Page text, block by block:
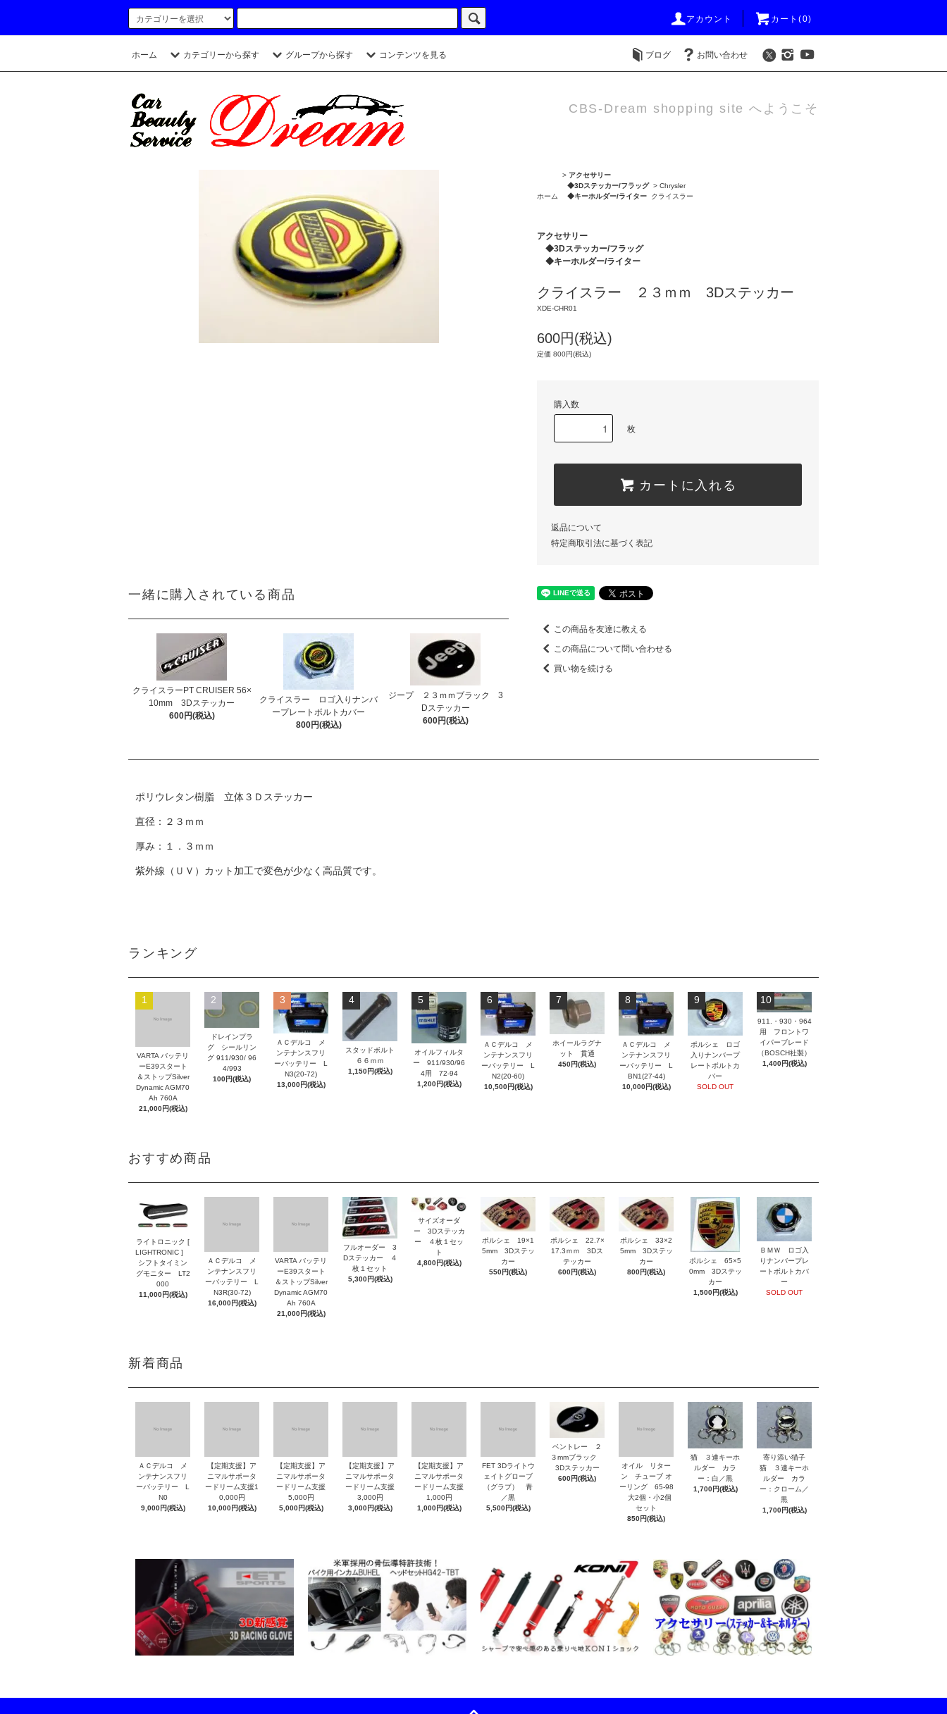
アカウント カート(0)
ホーム カテゴリーから探す グループから探す コンテンツを見る ブログ お問い合わせ
CBS-Dream shopping site へようこそ
一緒に購入されている商品
クライスラーPT CRUISER 56×
10mm 3Dステッカー
600円(税込)
クライスラー ロゴ入りナンバ
ープレートボルトカバー
800円(税込)
ジープ ２３ｍｍブラック 3
Dステッカー
600円(税込)
ホーム
> アクセサリー
◆3Dステッカー/フラッグ
◆キーホルダー/ライター
> Chrysler
クライスラー
アクセサリー
◆3Dステッカー/フラッグ
◆キーホルダー/ライター
クライスラー ２３ｍｍ 3Dステッカー
XDE-CHR01
600円(税込)
定価 800円(税込)
購入数
枚
カートに入れる
返品について
特定商取引法に基づく表記
この商品を友達に教える
この商品について問い合わせる
買い物を続ける
ポリウレタン樹脂 立体３Ｄステッカー
直径：２３ｍｍ
厚み：１．３ｍｍ
紫外線（ＵＶ）カット加工で変色が少なく高品質です。
ランキング
1
VARTA バッテリ
ーE39スタート
＆ストップSilver
Dynamic AGM70
Ah 760A
21,000円(税込)
2
ドレインプラ
グ シールリン
グ 911/930/ 96
4/993
100円(税込)
3
ＡＣデルコ メ
ンテナンスフリ
ーバッテリー L
N3(20-72)
13,000円(税込)
4
スタッドボルト
６６ｍｍ
1,150円(税込)
5
オイルフィルタ
ー 911/930/96
4用 72-94
1,200円(税込)
6
ＡＣデルコ メ
ンテナンスフリ
ーバッテリー L
N2(20-60)
10,500円(税込)
7
ホイールラグナ
ット 貫通
450円(税込)
8
ＡＣデルコ メ
ンテナンスフリ
ーバッテリー L
BN1(27-44)
10,000円(税込)
9
ポルシェ ロゴ
入りナンバープ
レートボルトカ
バー
SOLD OUT
10
911.・930・964
用 フロントワ
イパーブレード
（BOSCH社製）
1,400円(税込)
おすすめ商品
ライトロニック [
LIGHTRONIC ]
シフトタイミン
グモニター LT2
000
11,000円(税込)
ＡＣデルコ メ
ンテナンスフリ
ーバッテリー L
N3R(30-72)
16,000円(税込)
VARTA バッテリ
ーE39スタート
＆ストップSilver
Dynamic AGM70
Ah 760A
21,000円(税込)
フルオーダー 3
Dステッカー ４
枚１セット
5,300円(税込)
サイズオーダ
ー 3Dステッカ
ー ４枚１セッ
ト
4,800円(税込)
ポルシェ 19×1
5mm 3Dステッ
カー
550円(税込)
ポルシェ 22.7×
17.3ｍｍ 3Dス
テッカー
600円(税込)
ポルシェ 33×2
5mm 3Dステッ
カー
800円(税込)
ポルシェ 65×5
0mm 3Dステッ
カー
1,500円(税込)
ＢＭＷ ロゴ入
りナンバープレ
ートボルトカバ
ー
SOLD OUT
新着商品
ＡＣデルコ メ
ンテナンスフリ
ーバッテリー L
N0
9,000円(税込)
【定期支援】ア
ニマルサポータ
ードリーム支援1
0,000円
10,000円(税込)
【定期支援】ア
ニマルサポータ
ードリーム支援
5,000円
5,000円(税込)
【定期支援】ア
ニマルサポータ
ードリーム支援
3,000円
3,000円(税込)
【定期支援】ア
ニマルサポータ
ードリーム支援
1,000円
1,000円(税込)
FET 3Dライトウ
ェイトグローブ
（グラブ） 青
／黒
5,500円(税込)
ベントレー ２
３mmブラック
3Dステッカー
600円(税込)
オイル リター
ン チューブ オ
ーリング 65-98
大2個・小2個
セット
850円(税込)
猫 ３連キーホ
ルダー カラ
ー：白／黒
1,700円(税込)
寄り添い猫子
猫 ３連キーホ
ルダー カラ
ー：クローム／
黒
1,700円(税込)